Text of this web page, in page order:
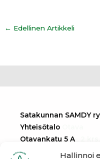
Hallinnoi
← Edellinen Artikkeli
Satakunnan SAMDY ry
Yhteisötalo
Otavankatu 5 A
28100 Pori